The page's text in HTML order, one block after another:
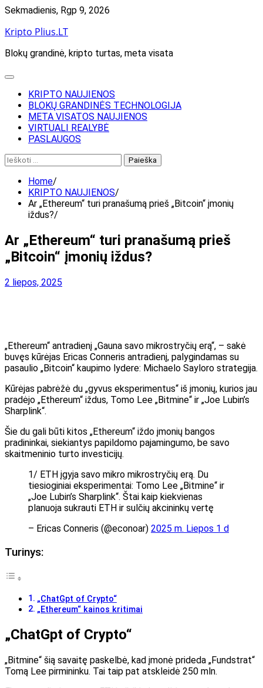
Skip
content
Sekmadienis, Rgp 9, 2026
Kripto Plius.LT
Blokų grandinė, kripto turtas, meta visata
KRIPTO NAUJIENOS
BLOKŲ GRANDINĖS TECHNOLOGIJA
META VISATOS NAUJIENOS
VIRTUALI REALYBĖ
PASLAUGOS
Ieškoti:
Home
KRIPTO NAUJIENOS
Ar „Ethereum“ turi pranašumą prieš „Bitcoin“ įmonių
iždus?
Ar „Ethereum“ turi pranašumą prieš
„Bitcoin“ įmonių iždus?
2 liepos, 2025
„Ethereum“ antradienį „Gauna savo mikrostryčių erą“, – sakė
buvęs kūrėjas Ericas Conneris antradienį, palygindamas su
pasaulio „Bitcoin“ kaupimo lydere: Michaelo Sayloro strategija.
Kūrėjas pabrėžė du „gyvus eksperimentus“ iš įmonių, kurios jau
pradėjo „Ethereum“ iždus, Tomo Lee „Bitmine“ ir „Joe Lubin’s
Sharplink“.
Šie du gali būti kitos „Ethereum“ iždo įmonių bangos
pradininkai, siekiantys papildomo pajamingumo, be savo
skaitmeninio turto investicijų.
1/ ETH įgyja savo mikro mikrostryčių erą. Du
tiesioginiai eksperimentai: Tomo Lee „Bitmine“ ir
„Joe Lubin’s Sharplink“. Štai kaip kiekvienas
planuoja sukrauti ETH ir sulčių akcininkų vertę
– Ericas Conneris (@econoar) 2025 m. Liepos 1 d
Turinys:
„ChatGpt of Crypto“
„Ethereum“ kainos kritimai
„ChatGpt of Crypto“
„Bitmine“ šią savaitę paskelbė, kad įmonė prideda „Fundstrat“
Tomą Lee pirmininku. Tai taip pat atskleidė 250 mln.